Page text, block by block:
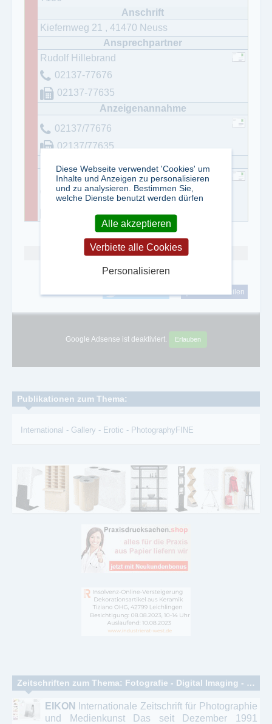
Kiefernweg 21 , 41470 Neuss
Rudolf Hillebrand
02137-77676
02137-77635
02137/77676
02137/77635
Rudolf Hillebrand
02137/77676
Abo kündigen
teilen
Google Adsense ist deaktiviert. Erlauben
Publikationen zum Thema:
International - Gallery - Erotic - PhotographyFINE
Zeitschriften zum Thema: Fotografie - Digital Imaging - Fotokunst
EIKON
Internationale Zeitschrift für Photographie
und Medienkunst Das seit Dezember 1991
Diese Webseite verwendet 'Cookies' um
Inhalte und Anzeigen zu personalisieren
und zu analysieren. Bestimmen Sie,
welche Dienste benutzt werden dürfen
Alle akzeptieren
Verbiete alle Cookies
Personalisieren